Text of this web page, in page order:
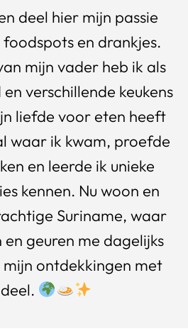
deel hier mijn passie
en drankjes.
mijn vader heb ik als
verschillende keukens
liefde voor eten heeft
waar ik kwam, proefde
en leerde ik unieke
kennen. Nu woon en
Suriname, waar
en geuren me dagelijks
mijn ontdekkingen met